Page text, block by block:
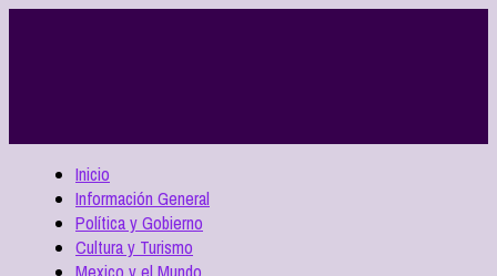
Inicio
Información General
Política y Gobierno
Cultura y Turismo